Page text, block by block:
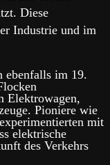
Diese
Industrie und im
ebenfalls im 19.
Elektrowagen,
Pioniere wie
mit
elektrische
des Verkehrs